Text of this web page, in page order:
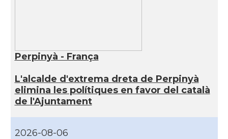
Perpinyà - França
L'alcalde d'extrema dreta de Perpinyà
elimina les polítiques en favor del català
de l'Ajuntament
2026-08-06